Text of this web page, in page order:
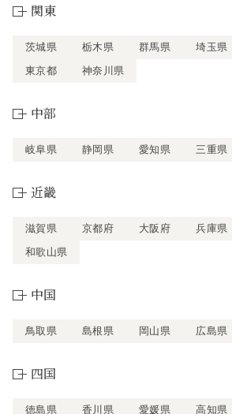
関東
茨城県 栃木県 群馬県 埼玉県
東京都
神奈川県
中部
岐阜県 静岡県 愛知県 三重県
近畿
滋賀県 京都府 大阪府 兵庫県
和歌山県
中国
鳥取県 島根県 岡山県 広島県
四国
徳島県 香川県 愛媛県 高知県